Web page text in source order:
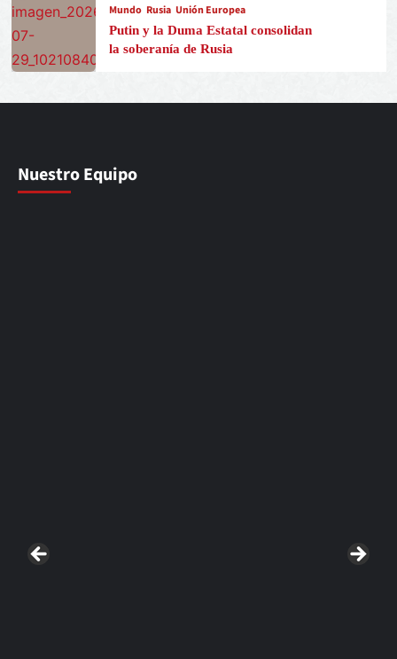
Mundo Rusia Unión Europea
Putin y la Duma Estatal consolidan
la soberanía de Rusia
Nuestro Equipo